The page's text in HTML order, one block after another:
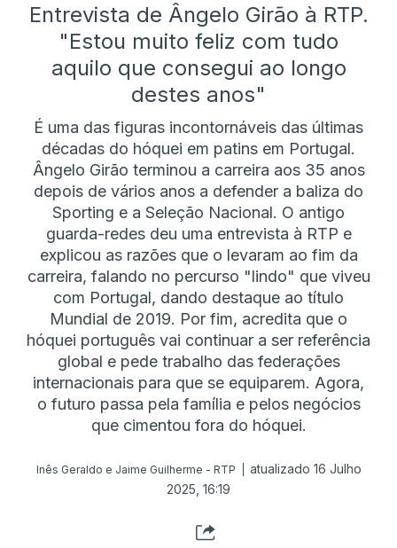
Entrevista de Ângelo Girão à RTP.
"Estou muito feliz com tudo
aquilo que consegui ao longo
destes anos"
É uma das figuras incontornáveis das últimas
décadas do hóquei em patins em Portugal.
Ângelo Girão terminou a carreira aos 35 anos
depois de vários anos a defender a baliza do
Sporting e a Seleção Nacional. O antigo
guarda-redes deu uma entrevista à RTP e
explicou as razões que o levaram ao fim da
carreira, falando no percurso "lindo" que viveu
com Portugal, dando destaque ao título
Mundial de 2019. Por fim, acredita que o
hóquei português vai continuar a ser referência
global e pede trabalho das federações
internacionais para que se equiparem. Agora,
o futuro passa pela família e pelos negócios
que cimentou fora do hóquei.
Inês Geraldo e Jaime Guilherme - RTP
atualizado 16 Julho
2025, 16:19